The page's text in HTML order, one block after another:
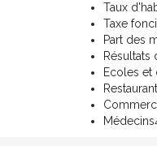
Taux
Taxe
Part des
Résultats
Ecoles et
Médecins